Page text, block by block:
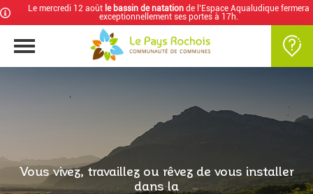
Le mercredi 12 août le bassin de natation de l’Espace Aqualudique fermera
exceptionnellement ses portes à 17h.
Vous vivez, travaillez ou rêvez de vous installer
dans la